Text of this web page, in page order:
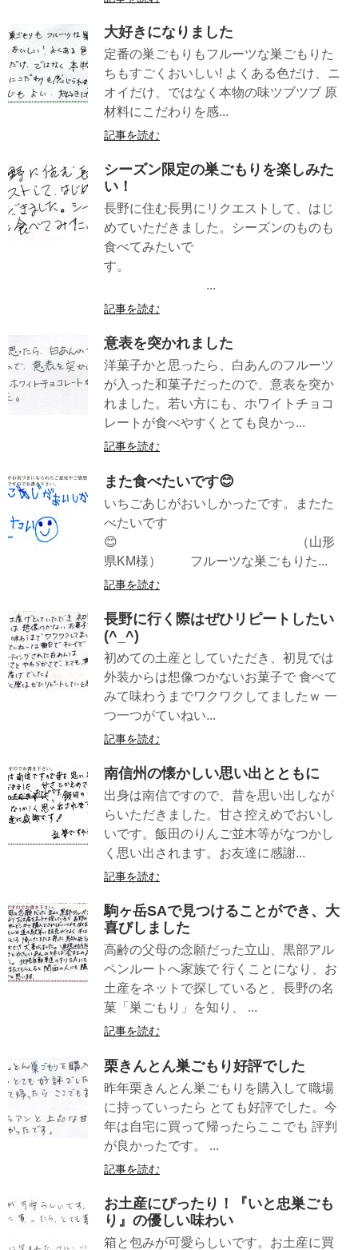
大好きになりました
定番の巣ごもりもフルーツな巣ごもりた
ちもすごくおいしい! よくある色だけ、ニ
オイだけ、ではなく本物の味ツブツブ 原
材料にこだわりを感...
記事を読む
シーズン限定の巣ごもりを楽しみた
い！
長野に住む長男にリクエストして、はじ
めていただきました。シーズンのものも
食べてみたいで
す。
...
記事を読む
意表を突かれました
洋菓子かと思ったら、白あんのフルーツ
が入った和菓子だったので、意表を突か
れました。若い方にも、ホワイトチョコ
レートが食べやすくとても良かっ...
記事を読む
また食べたいです😊
いちごあじがおいしかったです。またた
べたいです
😊 （山形
県KM様） フルーツな巣ごもりた...
記事を読む
長野に行く際はぜひリピートしたい
(^_^)
初めての土産としていただき、初見では
外装からは想像つかないお菓子で 食べて
みて味わうまでワクワクしてましたｗ 一
つ一つがていねい...
記事を読む
南信州の懐かしい思い出とともに
出身は南信ですので、昔を思い出しなが
らいただきました。甘さ控えめでおいし
いです。飯田のりんご並木等がなつかし
く思い出されます。お友達に感謝...
記事を読む
駒ヶ岳SAで見つけることができ、大
喜びしました
高齢の父母の念願だった立山、黒部アル
ペンルートへ家族で 行くことになり、お
土産をネットで探していると、長野の名
菓「巣ごもり」を知り、 ...
記事を読む
栗きんとん巣ごもり好評でした
昨年栗きんとん巣ごもりを購入して職場
に持っていったら とても好評でした。今
年は自宅に買って帰ったらここでも 評判
が良かったです。 ...
記事を読む
お土産にぴったり！『いと忠巣ごも
り』の優しい味わい
箱と包みが可愛らしいです。お土産に買